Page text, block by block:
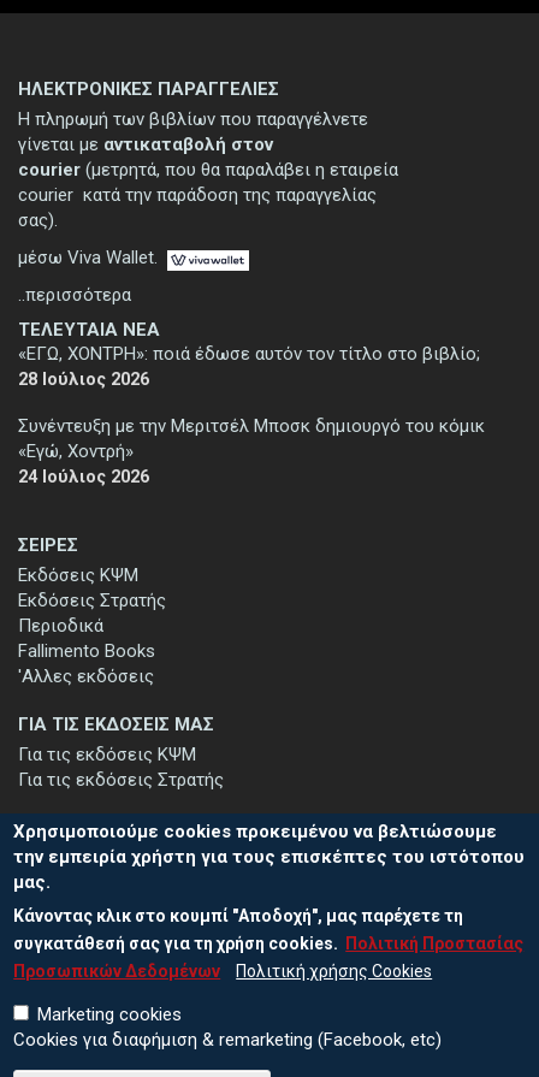
ΣΕΙΡΕΣ
Εκδόσεις ΚΨΜ
Εκδόσεις Στρατής
Περιοδικά
Fallimento Books
'Αλλες εκδόσεις
ΤΕΛΕΥΤΑΙΑ ΝΕΑ
«ΕΓΩ, ΧΟΝΤΡΗ»: ποιά έδωσε αυτόν τον τίτλο στο βιβλίο;
28 Ιούλιος 2026
Συνέντευξη με την Μεριτσέλ Μποσκ δημιουργό του κόμικ
«Εγώ, Χοντρή»
24 Ιούλιος 2026
ΓΙΑ ΤΙΣ ΕΚΔΟΣΕΙΣ ΜΑΣ
Για τις εκδόσεις ΚΨΜ
Για τις εκδόσεις Στρατής
ΗΛΕΚΤΡΟΝΙΚΕΣ ΠΑΡΑΓΓΕΛΙΕΣ
Η πληρωμή των βιβλίων που παραγγέλνετε
γίνεται με αντικαταβολή στον
courier (μετρητά, που θα παραλάβει η εταιρεία
courier κατά την παράδοση της παραγγελίας
σας).
μέσω Viva Wallet.
..περισσότερα
ΕΓΓΡΑΦΗ ΣΤΟ ΕΝΗΜΕΡΩΤΙΚΟ ΔΕΛΤΙΟ
Μείνετε ενημερωμένοι για τις νέες εκδόσεις μας και τις εκδηλώσεις
μας - εγγραφείτε στο ενημερωτικό μας δελτίο.
Χρησιμοποιούμε cookies προκειμένου να βελτιώσουμε
την εμπειρία χρήστη για τους επισκέπτες του ιστότοπου
μας.
Κάνοντας κλικ στο κουμπί "Αποδοχή", μας παρέχετε τη
συγκατάθεσή σας για τη χρήση cookies.
Πολιτική Προστασίας
Προσωπικών Δεδομένων
Πολιτική χρήσης Cookies
Marketing cookies
Cookies για διαφήμιση & remarketing (Facebook, etc)